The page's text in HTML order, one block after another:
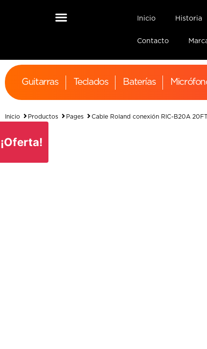
Inicio Historia
Contacto
Guitarras Teclados Baterías
Inicio Productos Pages Cable Roland conexión RIC-B20A
¡Oferta!